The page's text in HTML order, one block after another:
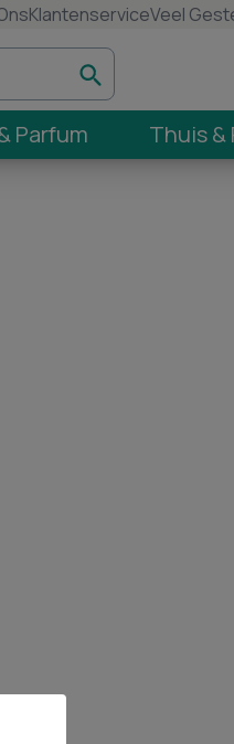
KlantenserviceVeel
Parfum Thuis &